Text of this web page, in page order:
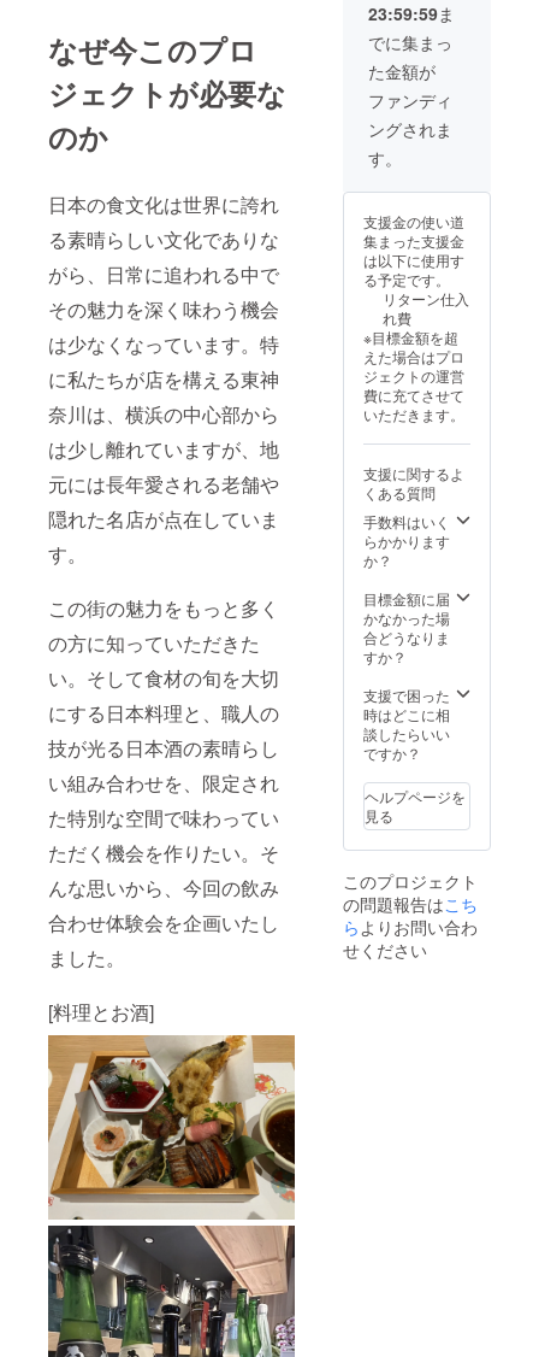
なぜ今このプロ
ジェクトが必要な
のか
日本の食文化は世界に誇れ
る素晴らしい文化でありな
がら、日常に追われる中で
その魅力を深く味わう機会
は少なくなっています。特
に私たちが店を構える東神
奈川は、横浜の中心部から
は少し離れていますが、地
元には長年愛される老舗や
隠れた名店が点在していま
す。
この街の魅力をもっと多く
の方に知っていただきた
い。そして食材の旬を大切
にする日本料理と、職人の
技が光る日本酒の素晴らし
い組み合わせを、限定され
た特別な空間で味わってい
ただく機会を作りたい。そ
んな思いから、今回の飲み
合わせ体験会を企画いたし
ました。
[料理とお酒]
23:59:59ま
でに集まっ
た金額が
ファンディ
ングされま
す。
支援金の使い道
集まった支援金
は以下に使用す
る予定です。
リターン仕入
れ費
※目標金額を超
えた場合はプロ
ジェクトの運営
費に充てさせて
いただきます。
支援に関するよ
くある質問
手数料はいく
らかかります
か？
目標金額に届
かなかった場
合どうなりま
すか？
支援で困った
時はどこに相
談したらいい
ですか？
ヘルプページを
見る
このプロジェクト
の問題報告はこち
らよりお問い合わ
せください